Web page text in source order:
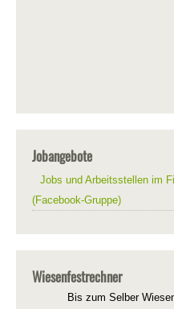
Jobangebote
Jobs und Arbeitsstellen im
(Facebook-Gruppe)
Wiesenfestrechner
Bis zum Selber